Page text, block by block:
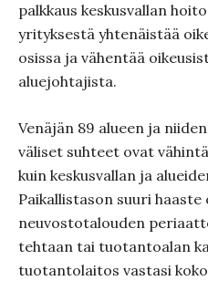
palkkaus keskusvallan
yrityksestä yhtenäistää
osissa ja vähentää
aluejohtajista.
Venäjän 89 alueen ja
väliset suhteet ovat
kuin keskusvallan ja
Paikallistason suuri haaste
neuvostotalouden
tehtaan tai tuotantoalan
tuotantolaitos vastasi